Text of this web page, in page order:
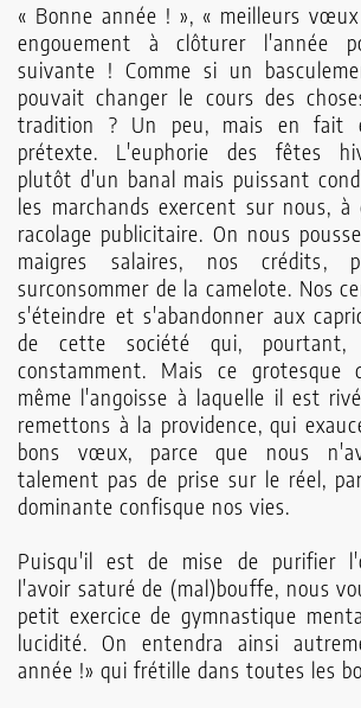
Autres
publications
Contact
« Bonne année ! », « meilleurs
engouement à clôturer l'année
suivante ! Comme si un
pouvait changer le cours des
tradition ? Un peu, mais en fait
prétexte. L'euphorie des fêtes
plutôt d'un banal mais puissant
les marchands exercent sur nous,
racolage publicitaire. On nous
maigres salaires, nos crédits,
surconsommer de la camelote. Nos
s'éteindre et s'abandonner aux
de cette société qui, pourtant,
constamment. Mais ce
même l'angoisse à laquelle il est
remettons à la providence, qui
bons vœux, parce que nous
talement pas de prise sur le réel,
dominante confisque nos vies.
Puisqu'il est de mise de purifier
l'avoir saturé de (mal)bouffe, nous
petit exercice de gymnastique
lucidité. On entendra ainsi
année !» qui frétille dans toutes les